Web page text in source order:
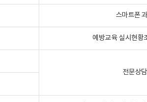
스마트폰
예방교육 실시현황
전문상